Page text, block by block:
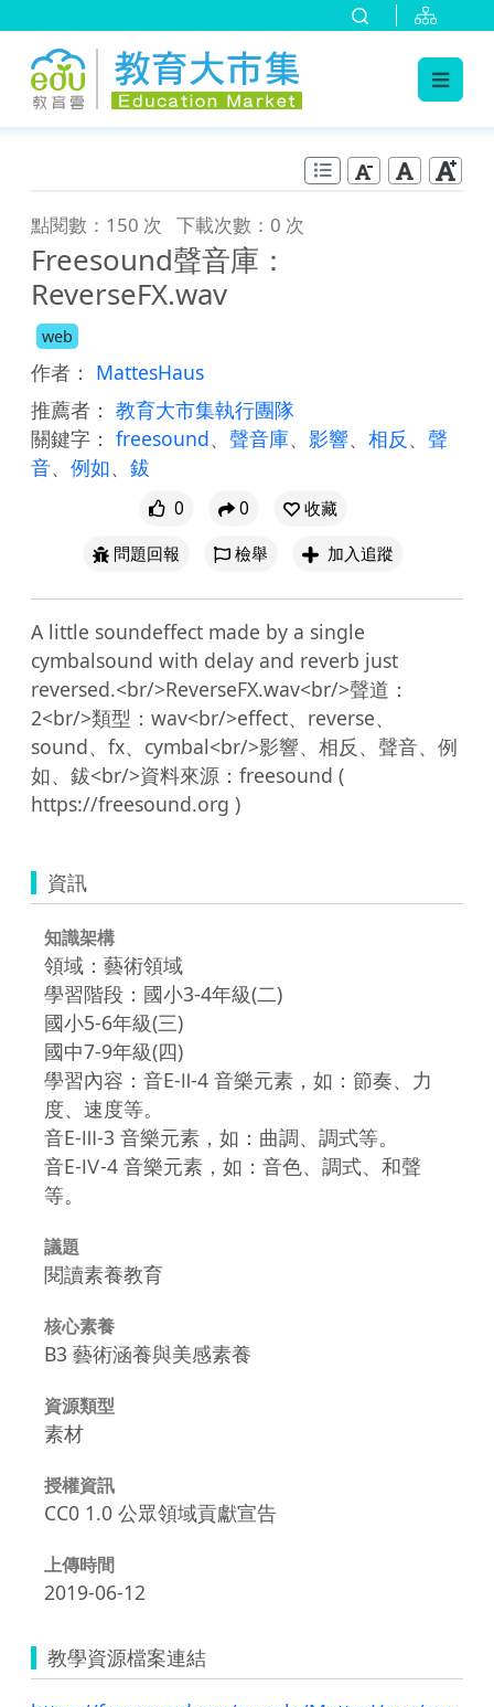
點閱數：150 次 下載次數：0 次
Freesound聲音庫：
ReverseFX.wav
web
作者： MattesHaus
推薦者： 教育大市集執行團隊
關鍵字： freesound、 聲音庫、 影響、 相反 、 聲
音、 例如、 鈸
0 0
收藏
問題回報
檢舉 加入追蹤
A little soundeffect made by a single
cymbalsound with delay and reverb just
reversed.<br/>ReverseFX.wav<br/>聲道：
2<br/>類型：wav<br/>effect、reverse、
sound、fx、cymbal<br/>影響、相反、聲音、例
如、鈸<br/>資料來源：freesound (
資訊
知識架構
領域：藝術領域
學習階段：國小3-4年級(二)
國小5-6年級(三)
國中7-9年級(四)
學習內容：音E-Ⅱ-4 音樂元素，如：節奏、力
度、速度等。
音E-Ⅲ-3 音樂元素，如：曲調、調式等。
音E-Ⅳ-4 音樂元素，如：音色、調式、和聲
等。
議題
閱讀素養教育
核心素養
B3 藝術涵養與美感素養
資源類型
素材
授權資訊
CC0 1.0 公眾領域貢獻宣告
上傳時間
2019-06-12
教學資源檔案連結